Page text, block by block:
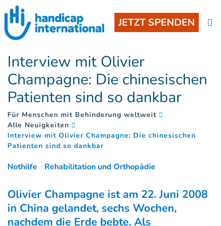
JETZT SPENDEN
Interview mit Olivier
Champagne: Die chinesischen
Patienten sind so dankbar
Für Menschen mit Behinderung weltweit
Alle Neuigkeiten
Interview mit Olivier Champagne: Die chinesischen
Patienten sind so dankbar(
Nothilfe Rehabilitation und Orthopädie
Olivier Champagne ist am 22. Juni 2008
in China gelandet, sechs Wochen,
nachdem die Erde bebte. Als